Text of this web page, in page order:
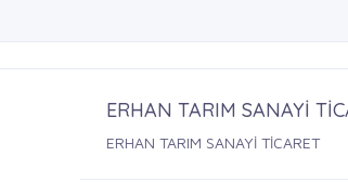
ERHAN TARIM SANAYİ
ERHAN TARIM SANAYİ TİCARET